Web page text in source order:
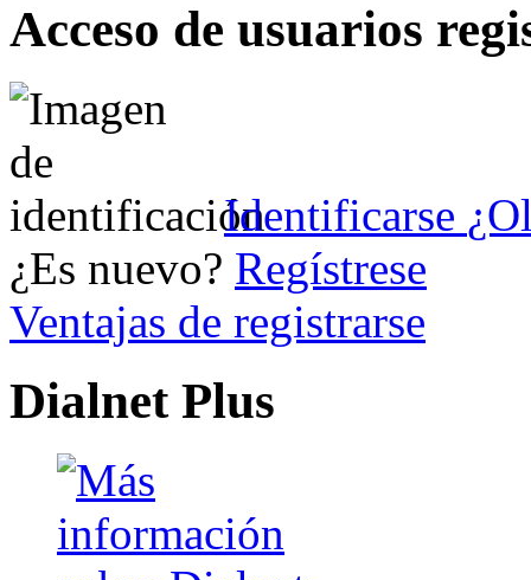
Acceso de usuarios
Identificarse
¿Es nuevo? Regístrese
Ventajas de registrarse
Dialnet Plus